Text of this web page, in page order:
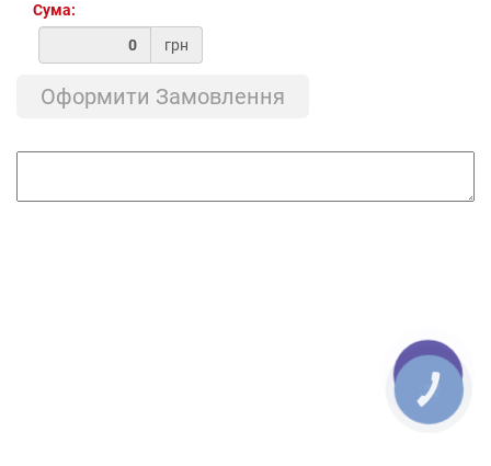
Сума:
грн
Оформити Замовлення
КНОПКА
ЗВ'ЯЗКУ